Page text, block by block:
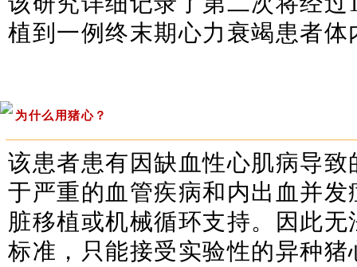
植到一例终末期心力衰竭患者
为什么用猪心？
该患者患有因缺血性心肌病导
于严重的血管疾病和内出血并
脏移植或机械循环支持。因此
标准，只能接受实验性的异种猪